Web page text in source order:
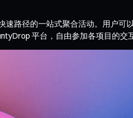
路径的一站式聚合活动。用户
平台，自由参加各项目的交